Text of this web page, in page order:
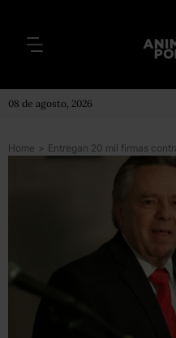
08 de agosto, 2026
Home >